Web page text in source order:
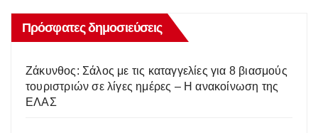
Πρόσφατες δημοσιεύσεις
Ζάκυνθος: Σάλος με τις καταγγελίες για 8 βιασμούς
τουριστριών σε λίγες ημέρες – Η ανακοίνωση της
ΕΛΑΣ